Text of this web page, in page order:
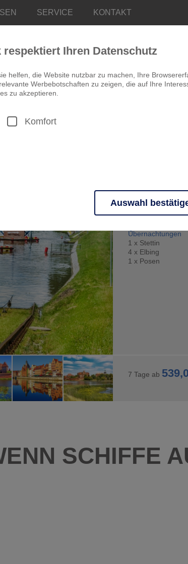
SERVICE KONTAKT
Hanse-Flair in
Schifffahrt mit
Meeresbrise
Übernachtungen
1 x Stettin
4 x Elbing
1 x Posen
7 Tage ab
SCHIFFE
Ihren Datenschutz
helfen, die Website nutzbar zu machen, Ihre
Werbebotschaften zu zeigen, die auf Ihre
zu akzeptieren.
Komfort
grundlegende Funktionen und sind für die einwandfreie
mit Facebook und Google Maps. Sie werden
Auswahl